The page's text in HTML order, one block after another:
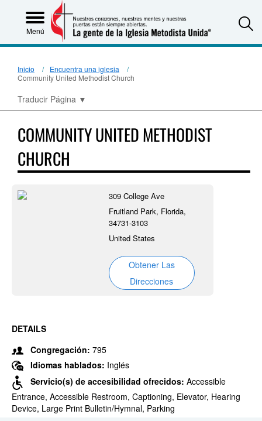
Menú
Inicio
Encuentra una iglesia
Community United Methodist Church
Traducir Página ▼
COMMUNITY UNITED METHODIST
CHURCH
309 College Ave
Fruitland Park, Florida,
34731-3103
United States
Obtener Las
Direcciones
DETAILS
Congregación: 795
Idiomas hablados: Inglés
Servicio(s) de accesibilidad ofrecidos: Accessible
Entrance, Accessible Restroom, Captioning, Elevator, Hearing
Device, Large Print Bulletin/Hymnal, Parking